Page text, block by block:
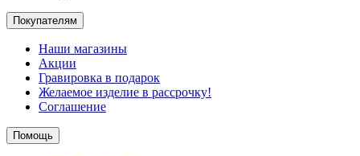
Покупателям
Наши магазины
Акции
Гравировка в подарок
Желаемое изделие в рассрочку!
Соглашение
Помощь